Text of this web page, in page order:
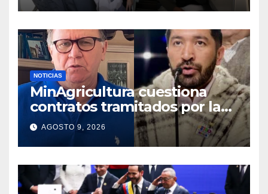
NOTICIAS
MinAgricultura cuestiona
contratos tramitados por la
Agencia de Desarrollo Rural
durante jornada del sábado
AGOSTO 9, 2026